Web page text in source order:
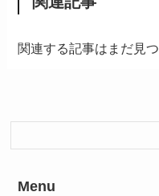
関連する記事はまだ見
Menu